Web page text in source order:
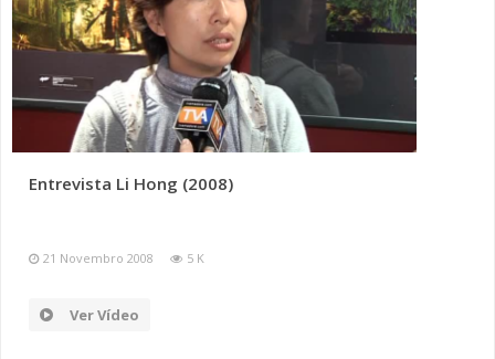
Entrevista Li Hong (2008)
21 Novembro 2008 5 K
Ver Vídeo